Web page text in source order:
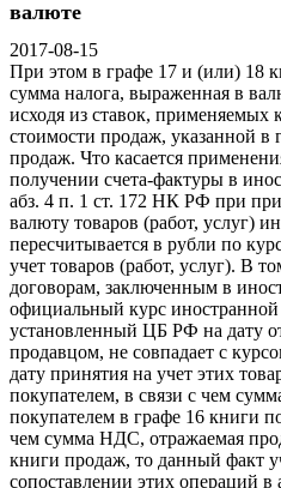
валюте
2017-08-15
При этом в графе 17 и (или) 18
сумма налога, выраженная в
исходя из ставок, применяемых
стоимости продаж, указанной в
продаж. Что касается
получении счета-фактуры в
абз. 4 п. 1 ст. 172 НК РФ при
валюту товаров (работ, услуг)
пересчитывается в рубли по
учет товаров (работ, услуг). В
договорам, заключенным в
официальный курс
установленный ЦБ РФ на дату
продавцом, не совпадает с
дату принятия на учет этих
покупателем, в связи с чем
покупателем в графе 16 книги
чем сумма НДС, отражаемая
книги продаж, то данный факт
сопоставлении этих операций